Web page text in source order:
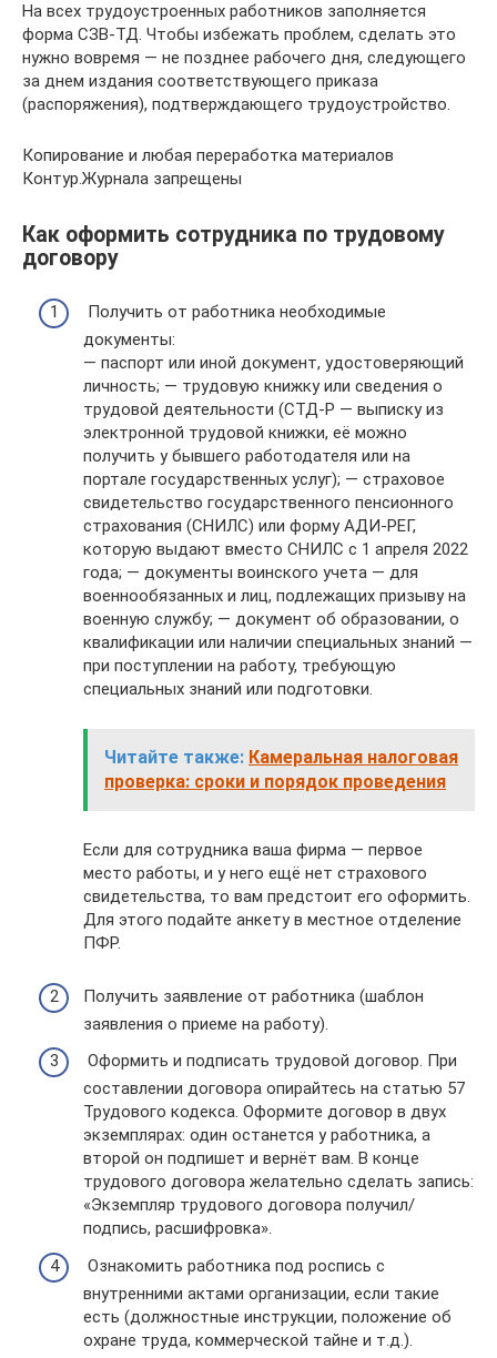
На всех трудоустроенных работников заполняется
форма СЗВ-ТД. Чтобы избежать проблем, сделать это
нужно вовремя — не позднее рабочего дня, следующего
за днем издания соответствующего приказа
(распоряжения), подтверждающего трудоустройство.
Копирование и любая переработка материалов
Контур.Журнала запрещены
Как оформить сотрудника по трудовому
договору
Получить от работника необходимые
документы:
— паспорт или иной документ, удостоверяющий
личность; — трудовую книжку или сведения о
трудовой деятельности (СТД-Р — выписку из
электронной трудовой книжки, её можно
получить у бывшего работодателя или на
портале государственных услуг); — страховое
свидетельство государственного пенсионного
страхования (СНИЛС) или форму АДИ-РЕГ,
которую выдают вместо СНИЛС с 1 апреля 2022
года; — документы воинского учета — для
военнообязанных и лиц, подлежащих призыву на
военную службу; — документ об образовании, о
квалификации или наличии специальных знаний —
при поступлении на работу, требующую
специальных знаний или подготовки.
Читайте также: Камеральная налоговая
проверка: сроки и порядок проведения
Если для сотрудника ваша фирма — первое
место работы, и у него ещё нет страхового
свидетельства, то вам предстоит его оформить.
Для этого подайте анкету в местное отделение
ПФР.
Получить заявление от работника (шаблон
заявления о приеме на работу).
Оформить и подписать трудовой договор. При
составлении договора опирайтесь на статью 57
Трудового кодекса. Оформите договор в двух
экземплярах: один останется у работника, а
второй он подпишет и вернёт вам. В конце
трудового договора желательно сделать запись:
«Экземпляр трудового договора получил/
подпись, расшифровка».
Ознакомить работника под роспись с
внутренними актами организации, если такие
есть (должностные инструкции, положение об
охране труда, коммерческой тайне и т.д.).